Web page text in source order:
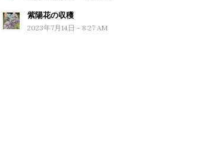
紫陽花の収穫
2023年7月14日 - 8:27 AM